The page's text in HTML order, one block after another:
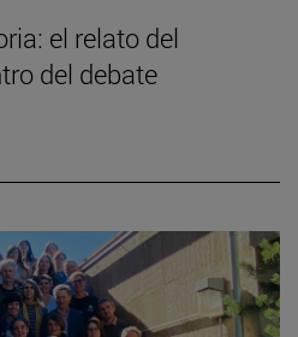
el relato del
del debate